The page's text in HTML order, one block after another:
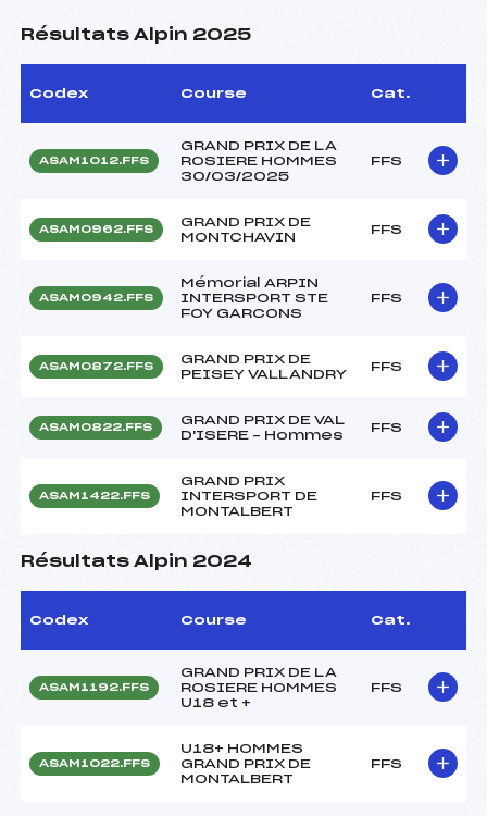
Résultats Alpin 2025
Codex Course Cat.
ASAM1012.FFS
GRAND PRIX DE LA
ROSIERE HOMMES
30/03/2025
FFS
ASAM0962.FFS
GRAND PRIX DE
MONTCHAVIN
FFS
ASAM0942.FFS
Mémorial ARPIN
INTERSPORT STE
FOY GARCONS
FFS
ASAM0872.FFS
GRAND PRIX DE
PEISEY VALLANDRY
FFS
ASAM0822.FFS
GRAND PRIX DE VAL
D'ISERE – Hommes
FFS
ASAM1422.FFS
GRAND PRIX
INTERSPORT DE
MONTALBERT
FFS
Résultats Alpin 2024
Codex Course Cat.
ASAM1192.FFS
GRAND PRIX DE LA
ROSIERE HOMMES
U18 et +
FFS
ASAM1022.FFS
U18+ HOMMES
GRAND PRIX DE
MONTALBERT
FFS